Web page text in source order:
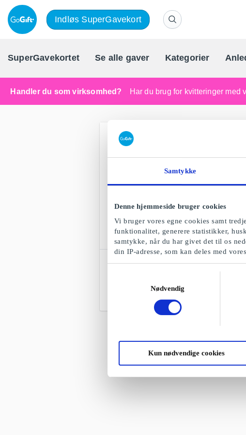
Samtykke
Denne hjemmeside bruger cookies
Vi bruger vores egne cookies samt
funktionalitet, generere statistikker,
samtykke, når du har givet det til os
din IP-adresse, som kan deles med
Nødvendig
Kun nødvendige cookies
Indløs SuperGavekort
SuperGavekortet Se alle gaver Kategorier
Handler du som virksomhed? Har du brug for kvitteringer
Hotels Online DK Gavekort